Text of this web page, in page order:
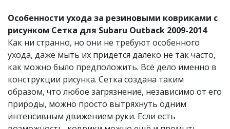
Особенности ухода за резиновыми ковриками с
рисунком Сетка для Subaru Outback 2009-2014
Как ни странно, но они не требуют особенного
ухода, даже мыть их придётся далеко не так часто,
как можно было предположить. Всё дело именно в
конструкции рисунка. Сетка создана таким
образом, что любое загрязнение, независимо от его
природы, можно просто вытряхнуть одним
интенсивным движением руки. Если есть